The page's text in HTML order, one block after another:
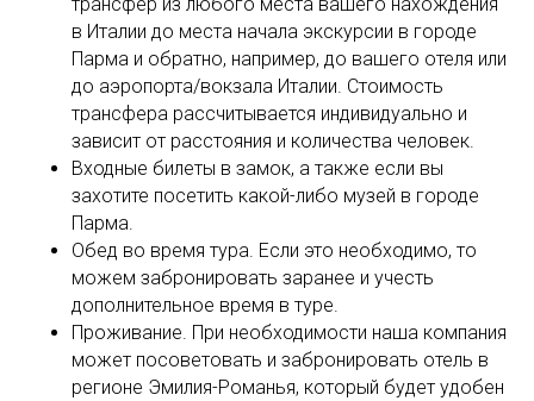
в Италии до места начала экскурсии в городе
Парма и обратно, например, до вашего отеля или
до аэропорта/вокзала Италии. Стоимость
трансфера рассчитывается индивидуально и
зависит от расстояния и количества человек.
Входные билеты в замок, а также если вы
захотите посетить какой-либо музей в городе
Парма.
Обед во время тура. Если это необходимо, то
можем забронировать заранее и учесть
дополнительное время в туре.
Проживание. При необходимости наша компания
может посоветовать и забронировать отель в
регионе Эмилия-Романья, который будет удобен